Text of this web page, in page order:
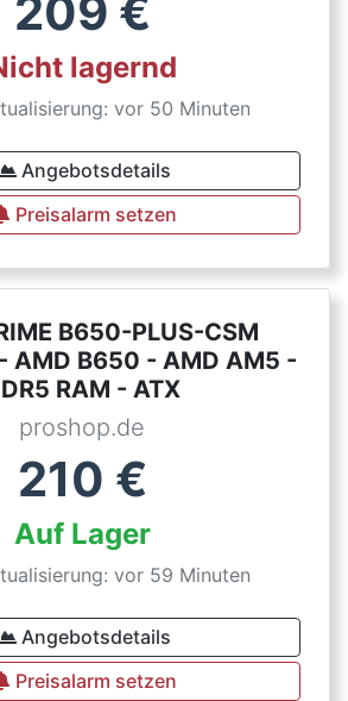
209 €
lagernd
vor 50 Minuten
Angebotsdetails
Preisalarm setzen
B650-PLUS-CSM
AMD B650 - AMD AM5 -
RAM - ATX
proshop.de
210 €
Auf Lager
vor 59 Minuten
Angebotsdetails
Preisalarm setzen